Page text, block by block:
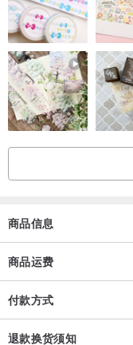
商品信息
商品运费
付款方式
退款换货须知